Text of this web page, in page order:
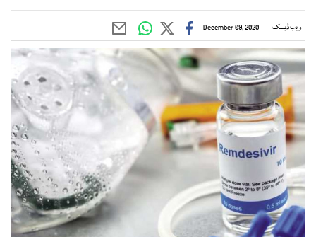
ویب ڈیسک December 09, 2020